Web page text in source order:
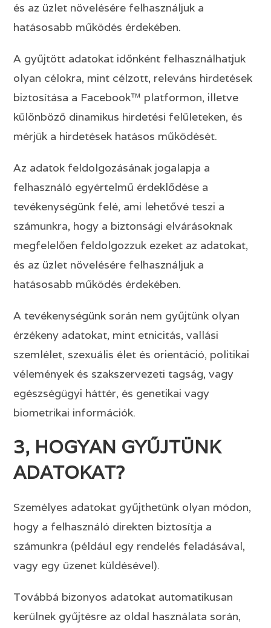
és az üzlet növelésére felhasználjuk a
hatásosabb működés érdekében.
A gyűjtött adatokat időnként felhasználhatjuk
olyan célokra, mint célzott, releváns hirdetések
biztosítása a Facebook™ platformon, illetve
különböző dinamikus hirdetési felületeken, és
mérjük a hirdetések hatásos működését.
Az adatok feldolgozásának jogalapja a
felhasználó egyértelmű érdeklődése a
tevékenységünk felé, ami lehetővé teszi a
számunkra, hogy a biztonsági elvárásoknak
megfelelően feldolgozzuk ezeket az adatokat,
és az üzlet növelésére felhasználjuk a
hatásosabb működés érdekében.
A tevékenységünk során nem gyűjtünk olyan
érzékeny adatokat, mint etnicitás, vallási
szemlélet, szexuális élet és orientáció, politikai
vélemények és szakszervezeti tagság, vagy
egészségügyi háttér, és genetikai vagy
biometrikai információk.
3, HOGYAN GYŰJTÜNK
ADATOKAT?
Személyes adatokat gyűjthetünk olyan módon,
hogy a felhasználó direkten biztosítja a
számunkra (például egy rendelés feladásával,
vagy egy üzenet küldésével).
Továbbá bizonyos adatokat automatikusan
kerülnek gyűjtésre az oldal használata során,